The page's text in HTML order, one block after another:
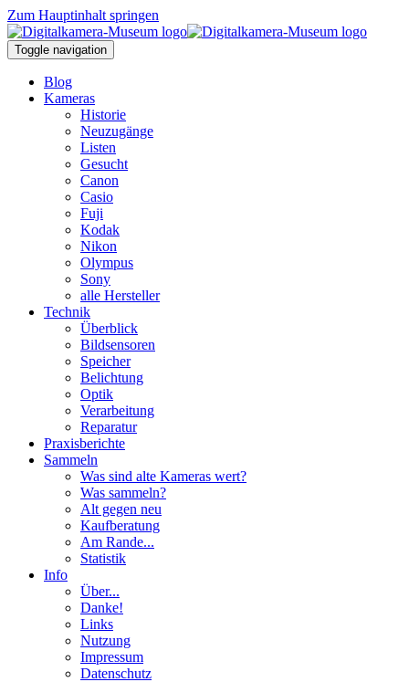
Zum Hauptinhalt springen
Toggle navigation
Blog
Kameras
Historie
Neuzugänge
Listen
Gesucht
Canon
Casio
Fuji
Kodak
Nikon
Olympus
Sony
alle Hersteller
Technik
Überblick
Bildsensoren
Speicher
Belichtung
Optik
Verarbeitung
Reparatur
Praxisberichte
Sammeln
Was sind alte Kameras wert?
Was sammeln?
Alt gegen neu
Kaufberatung
Am Rande...
Statistik
Info
Über...
Danke!
Links
Nutzung
Impressum
Datenschutz